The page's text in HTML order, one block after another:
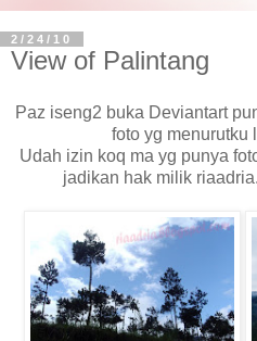
2/24/10
View of Palintang
Paz iseng2 buka Deviantart
foto yg menurutku
Udah izin koq ma yg punya
jadikan hak milik